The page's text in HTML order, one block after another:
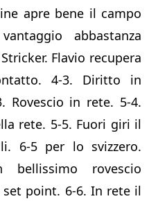
apre bene il campo
abbastanza
Flavio recupera
4-3. Diritto in
Rovescio in rete. 5-4.
rete. 5-5. Fuori giri il
6-5 per lo svizzero.
rovescio
set point. 6-6. In rete il